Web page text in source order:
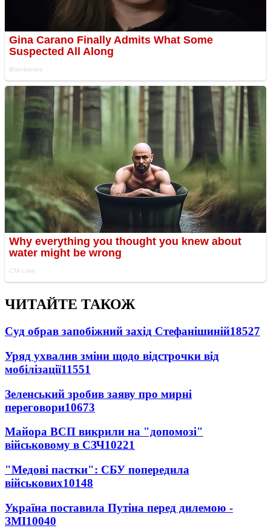
ЧИТАЙТЕ ТАКОЖ
Суд обрав запобіжний захід Стефанішиній18527
Уряд ухвалив зміни щодо відстрочки від
мобілізації11551
Зеленський зробив заяву про мирні
переговори10673
Майора ВСП викрили на "допомозі"
військовому в СЗЧ10221
"Медові пастки": СБУ попередила
військових10148
Україна поставила Путіна перед дилемою -
ЗМІ10040